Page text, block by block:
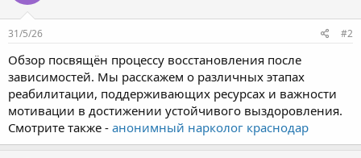
31/5/26 #2
Обзор посвящён процессу восстановления после
зависимостей. Мы расскажем о различных этапах
реабилитации, поддерживающих ресурсах и важности
мотивации в достижении устойчивого выздоровления.
Смотрите также - анонимный нарколог краснодар